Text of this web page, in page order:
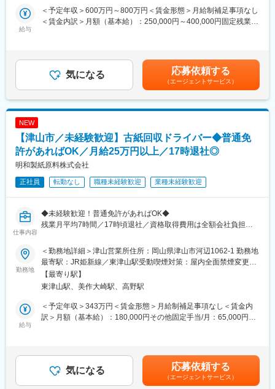
【業務内容】
■新薬投入時のプロモーション
とクライアントとの信頼関係を築いていきます。
【CSO所属のMRとは】
医薬品・医療機器メーカーなどから依頼を受け、クライアントの
営業活動を受託する企業のことです。
チャンスもございます◎
【魅力ポイント】
■勤務地固定・転勤なしが可能で、腰を据えて長期的に働くことが
可能です。
土日祝休み・完全週休2日で、お休みもしっかり取得いただけま
す。また女性も多く活躍しており、産休育休取得や復帰実績も非
■キャリアパス：
MRとしての経験を積んだ後のキャリアパスとしましては、「別の
プロジェクトに参加して、幅広く経験値を高める」「プロジェク
さまざまなキャリアの選択肢が用意されています。
給与
＜予定年収＞600万円～800万円＜賃金形態＞月給制補足事項なし
＜賃金内訳＞月額（基本給）：250,000円～400,000円固定残業手
給与補足＞※給与詳細は経験・能力・資格等を踏まえて同社規定に
より決定■昇給：年1回■年収例：・718万円／28歳／年俸500万円
＋営業日当＋インセンティブ（未経験入社4年目）賃金はあくまで
も目安の金額であり、選考を通じて上下する可能性があります。
月給(月額)は固定手当を含めた表記です。
気になる 応募依頼する
（エージェントサービス）
NEW
【津山市／未経験歓迎】古紙回収ドライバー◆普通免
許があればOK／月給25万円以上／17時退社◎
明和製紙原料株式会社
正社員 転勤なし 職種未経験歓迎 業種未経験歓迎
仕事内容
◆未経験歓迎！普通免許があればOK◆
残業月平均7時間／17時頃退社／資格取得費用は全額会社負担／
■職務内容：
「運転が好き」
「身体を動かす仕事がしたい」
「岡山で長く働きたい」
そんな方にぴったりのお仕事です。
お任せするのは、岡山県内の商業施設や企業を回り、段ボールな
配送エリアは岡山県内が中心で、長距離運転はありません。決ま
ったルートを回ることが多く、仕事の流れも覚えやすいため、ド
ライバー未経験の方も安心してスタートできます。
勤務地
＜勤務地詳細＞津山営業所住所：岡山県津山市河辺1062-1 勤務地
最寄駅：JR姫新線／東津山駅受動喫煙対策：屋内全面禁煙変更の
範囲：無
【最寄り駅】
東津山駅、美作大崎駅、高野駅
給与
＜予定年収＞343万円＜賃金形態＞月給制補足事項なし＜賃金内
訳＞月額（基本給）：180,000円その他固定手当/月：65,000円＜
でいます。賃金はあくまでも目安の金額であり、選考を通じて上
下する可能性があります。月給(月額)は固定手当を含めた表記で
す。
気になる 応募依頼する
（エージェントサービス）